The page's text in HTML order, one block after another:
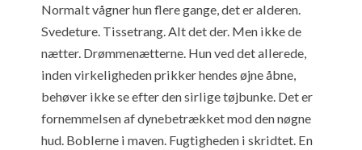
Normalt vågner hun flere gange, det er alderen.
Svedeture. Tissetrang. Alt det der. Men ikke de
nætter. Drømmenætterne. Hun ved det allerede,
inden virkeligheden prikker hendes øjne åbne,
behøver ikke se efter den sirlige tøjbunke. Det er
fornemmelsen af dynebetrækket mod den nøgne
hud. Boblerne i maven. Fugtigheden i skridtet. En